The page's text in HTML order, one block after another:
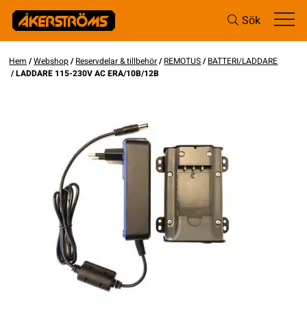
Sök
Hem /Webshop/Reservdelar & tillbehör/REMOTUS/BATTERI/LADDARE
/ LADDARE 115-230V AC ERA/10B/12B